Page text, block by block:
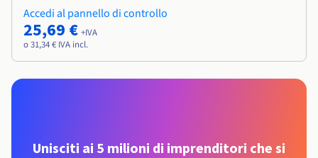
Accedi al pannello di controllo
25,69 € +IVA
o 31,34 € IVA incl.
Unisciti ai 5 milioni di imprenditori che si